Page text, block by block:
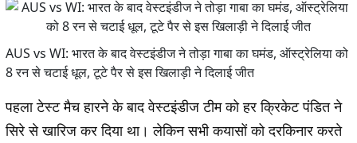
AUS vs WI: भारत के बाद वेस्टइंडीज ने तोड़ा गाबा का घमंड, ऑस्ट्रेलिया को
8 रन से चटाई धूल, टूटे पैर से इस खिलाड़ी ने दिलाई जीत
पहला टेस्ट मैच हारने के बाद वेस्टइंडीज टीम को हर क्रिकेट पंडित ने
सिरे से खारिज कर दिया था। लेकिन सभी कयासों को दरकिनार करते